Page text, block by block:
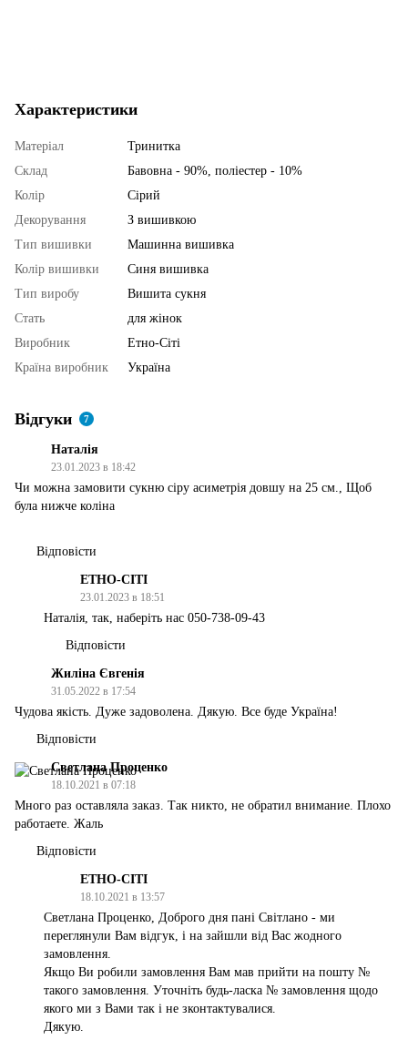
Характеристики
Матеріал
Тринитка
Склад
Бавовна - 90%, поліестер - 10%
Колір
Сірий
Декорування
З вишивкою
Тип вишивки
Машинна вишивка
Колір вишивки
Синя вишивка
Тип виробу
Вишита сукня
Стать
для жінок
Виробник
Етно-Сіті
Країна виробник
Україна
Відгуки 7
Наталія
23.01.2023 в 18:42
Чи можна замовити сукню сіру асиметрія довшу на 25 см., Щоб
була нижче коліна
Відповісти
ЕТНО-СІТІ
23.01.2023 в 18:51
Наталія, так, наберіть нас 050-738-09-43
Відповісти
Жиліна Євгенія
31.05.2022 в 17:54
Чудова якість. Дуже задоволена. Дякую. Все буде Україна!
Відповісти
Светлана Проценко
18.10.2021 в 07:18
Много раз оставляла заказ. Так никто, не обратил внимание. Плохо
работаете. Жаль
Відповісти
ЕТНО-СІТІ
18.10.2021 в 13:57
Светлана Проценко, Доброго дня пані Світлано - ми
переглянули Вам відгук, і на зайшли від Вас жодного
замовлення.
Якщо Ви робили замовлення Вам мав прийти на пошту №
такого замовлення. Уточніть будь-ласка № замовлення щодо
якого ми з Вами так і не зконтактувалися.
Дякую.